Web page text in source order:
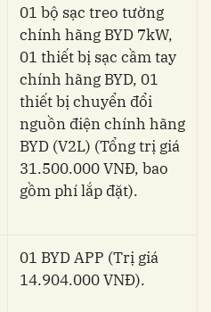
01 bộ sạc treo tường
chính hãng BYD 7kW,
01 thiết bị sạc cầm tay
chính hãng BYD, 01
thiết bị chuyển đổi
nguồn điện chính hãng
BYD (V2L) (Tổng trị giá
31.500.000 VNĐ, bao
gồm phí lắp đặt).
01 BYD APP (Trị giá
14.904.000 VNĐ).